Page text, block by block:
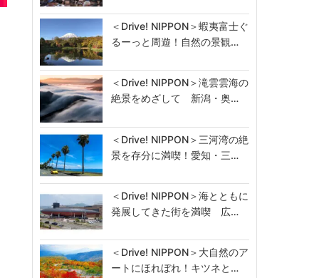
＜Drive! NIPPON＞蝦夷富士ぐ
るーっと周遊！自然の景観…
＜Drive! NIPPON＞滝雲雲海の
絶景をめざして 新潟・奥…
＜Drive! NIPPON＞三河湾の絶
景を存分に満喫！愛知・三…
＜Drive! NIPPON＞海とともに
発展してきた街を満喫 広…
＜Drive! NIPPON＞大自然のア
ートにほれぼれ！キツネと…